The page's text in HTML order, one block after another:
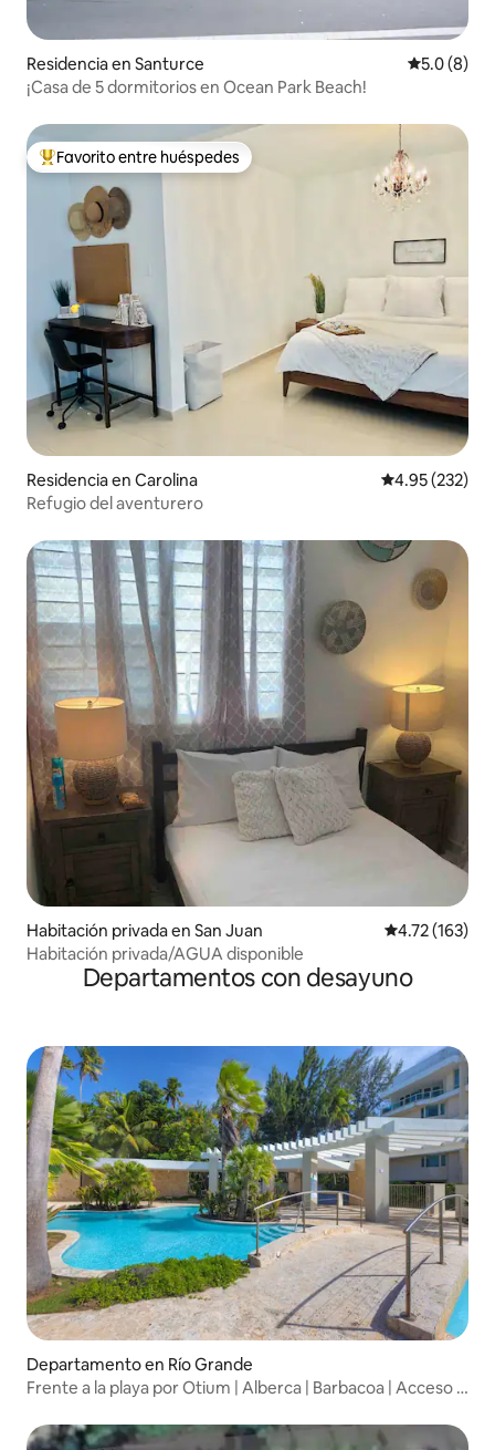
Residencia en Santurce
5.0 (8)
¡Casa de 5 dormitorios en Ocean Park Beach!
De los mejores en Favorito entre huéspedes
Favorito entre huéspedes
Residencia en Carolina Calificación
4.95 (232)
Refugio del aventurero
Habitación privada en San Juan Calificación
4.72 (163)
Habitación privada/AGUA disponible
Departamentos con desayuno
Departamento en Río Grande
Frente a la playa por Otium | Alberca | Barbacoa | Acceso a